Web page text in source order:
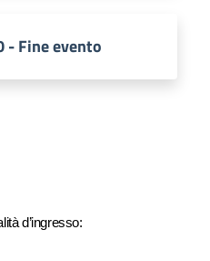
- Fine evento
d’ingresso: